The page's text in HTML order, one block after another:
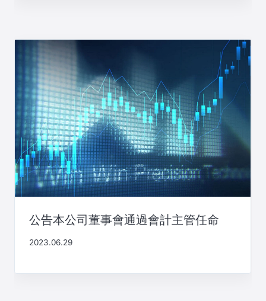
公告本公司董事會通過會計主管任命
2023.06.29